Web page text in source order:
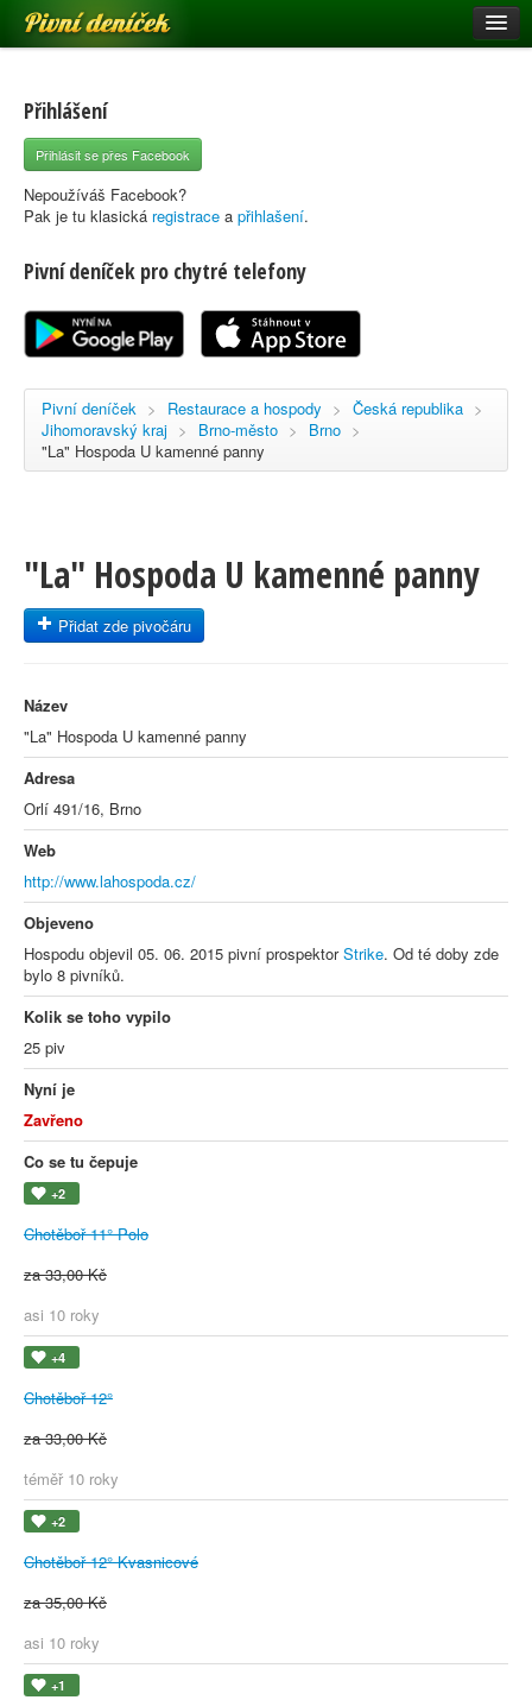
Pivní deníček
Pivní mapa
Pivní značky
Nápověda
Registrace
Přihlášení
Přihlásit se přes Facebook
Nepoužíváš Facebook?
Pak je tu klasická registrace a přihlašení.
Pivní deníček pro chytré telefony
Pivní deníček > Restaurace a hospody > Česká republika >
Jihomoravský kraj > Brno-město > Brno >
"La" Hospoda U kamenné panny
"La" Hospoda U kamenné panny
Přidat zde pivočáru
Název
"La" Hospoda U kamenné panny
Adresa
Orlí 491/16, Brno
Web
http://www.lahospoda.cz/
Objeveno
Hospodu objevil 05. 06. 2015 pivní prospektorStrike. Od té doby zde
bylo 8 pivníků.
Kolik se toho vypilo
25 piv
Nyní je
Zavřeno
Co se tu čepuje
+2
Chotěboř 11° Polo
za 33,00 Kč
asi 10 roky
+4
Chotěboř 12°
za 33,00 Kč
téměř 10 roky
+2
Chotěboř 12° Kvasnicové
za 35,00 Kč
asi 10 roky
+1